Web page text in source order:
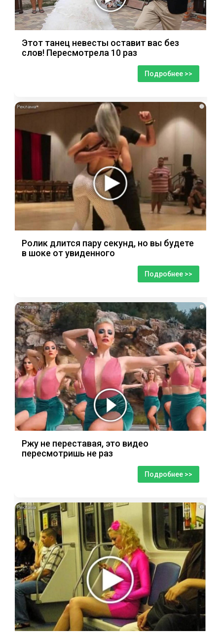
Этот танец невесты оставит вас без
слов! Пересмотрела 10 раз
Подробнее >>
i
Ролик длится пару секунд, но вы будете
в шоке от увиденного
Подробнее >>
i
Ржу не переставая, это видео
пересмотришь не раз
Подробнее >>
i